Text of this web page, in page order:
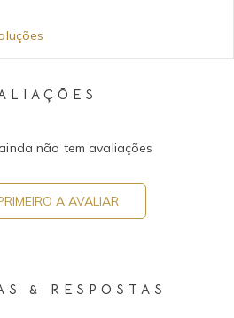
não tem avaliações
A AVALIAR
& RESPOSTAS